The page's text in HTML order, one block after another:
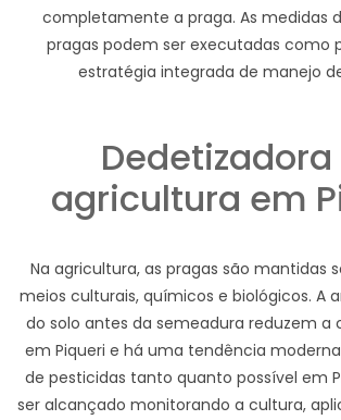
completamente a praga. As medidas
pragas podem ser executadas como
estratégia integrada de manejo
Dedetizadora
agricultura em
Na agricultura, as pragas são mantidas
meios culturais, químicos e biológicos. A
do solo antes da semeadura reduzem a
em Piqueri e há uma tendência
de pesticidas tanto quanto possível em
ser alcançado monitorando a cultura,